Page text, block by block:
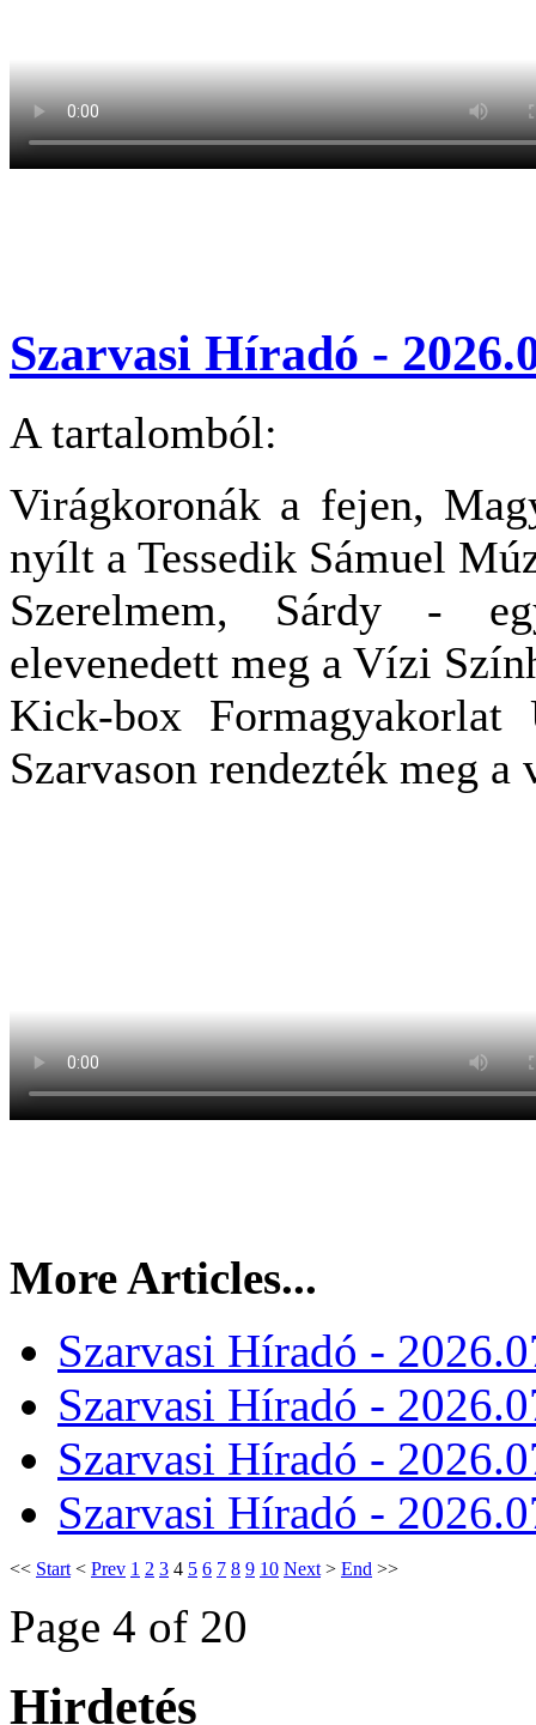
Szarvasi Híradó -
A tartalomból:
Virágkoronák a fejen,
nyílt a Tessedik Sámuel
Szerelmem, Sárdy -
elevenedett meg a Vízi
Kick-box
Szarvason rendezték meg a
More Articles...
Szarvasi Híradó -
Szarvasi Híradó -
Szarvasi Híradó -
Szarvasi Híradó -
<< Start < Prev 1 2 3 4 5 6 7 8 9 10 Next > End >>
Page 4 of 20
Hirdetés